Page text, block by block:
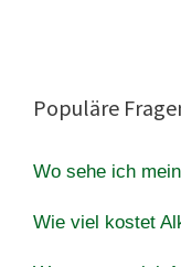
Populäre
Wo sehe ich
Wie viel kostet